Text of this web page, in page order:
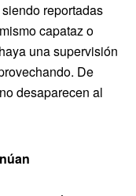
reportadas
capataz o
una supervisión
De
desaparecen al